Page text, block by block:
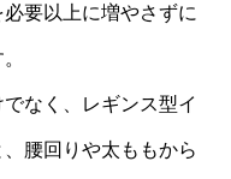
要以上に増やさずに
なく、レギンス型イ
腰回りや太ももから